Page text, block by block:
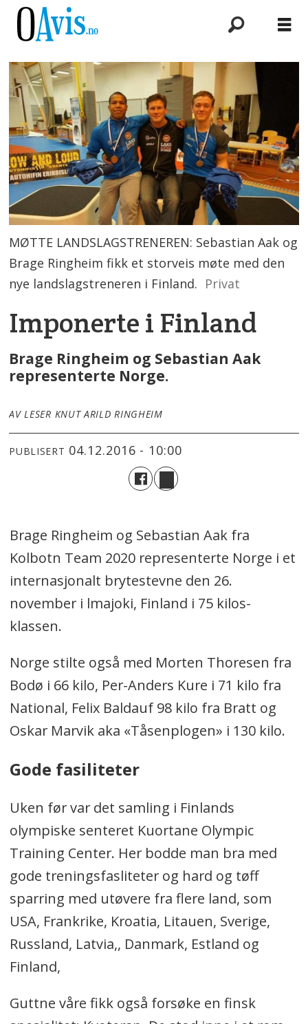
MØTTE LANDSLAGSTRENEREN: Sebastian Aak og
Brage Ringheim fikk et storveis møte med den
nye landslagstreneren i Finland. Privat
Imponerte i Finland
Brage Ringheim og Sebastian Aak
representerte Norge.
AV LESER KNUT ARILD RINGHEIM
PUBLISERT 04.12.2016 - 10:00
Brage Ringheim og Sebastian Aak fra
Kolbotn Team 2020 representerte Norge i et
internasjonalt brytestevne den 26.
november i lmajoki, Finland i 75 kilos-
klassen.
Norge stilte også med Morten Thoresen fra
Bodø i 66 kilo, Per-Anders Kure i 71 kilo fra
National, Felix Baldauf 98 kilo fra Bratt og
Oskar Marvik aka «Tåsenplogen» i 130 kilo.
Gode fasiliteter
Uken før var det samling i Finlands
olympiske senteret Kuortane Olympic
Training Center. Her bodde man bra med
gode treningsfasliteter og hard og tøff
sparring med utøvere fra flere land, som
USA, Frankrike, Kroatia, Litauen, Sverige,
Russland, Latvia,, Danmark, Estland og
Finland,
Guttne våre fikk også forsøke en finsk